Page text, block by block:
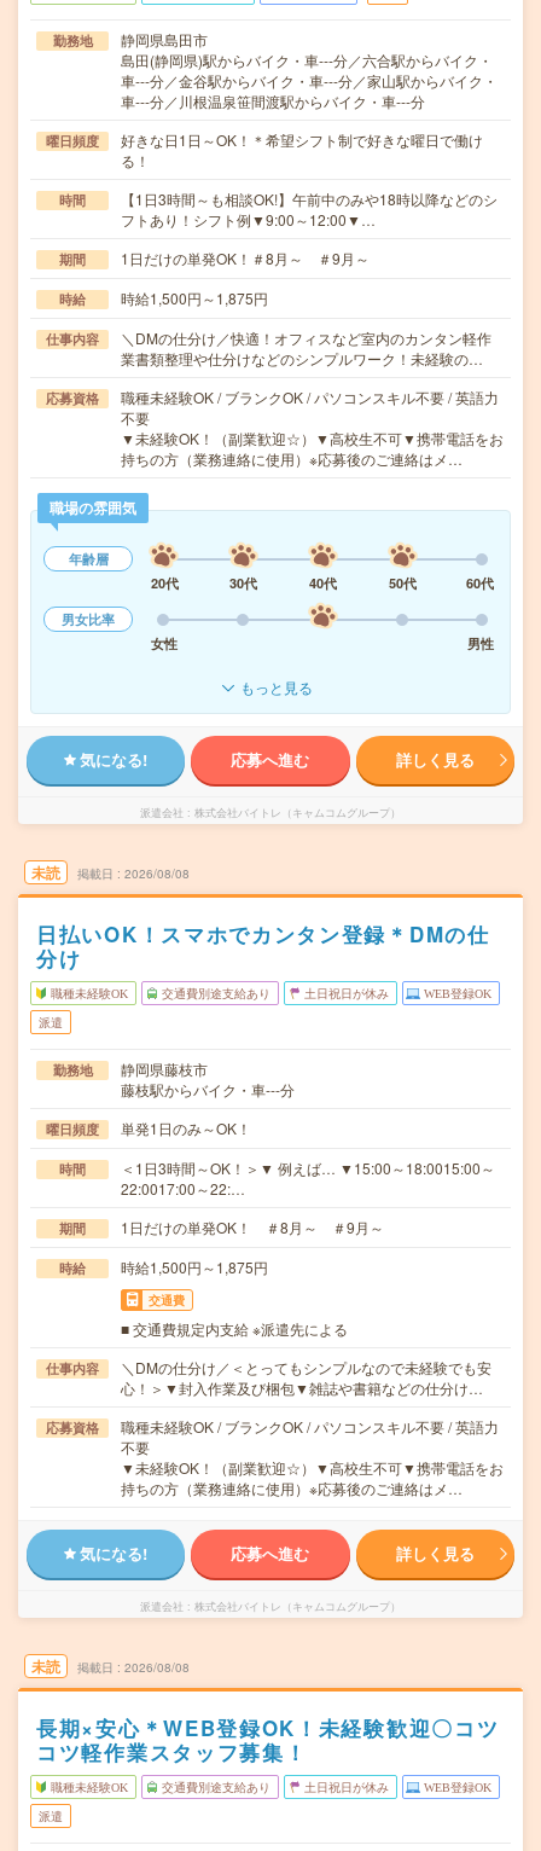
勤務地
静岡県島田市
島田(静岡県)駅からバイク・車---分／六合駅からバイク・
車---分／金谷駅からバイク・車---分／家山駅からバイク・
車---分／川根温泉笹間渡駅からバイク・車---分
曜日頻度
好きな日1日～OK！＊希望シフト制で好きな曜日で働け
る！
時間
【1日3時間～も相談OK!】午前中のみや18時以降などのシ
フトあり！シフト例▼9:00～12:00▼…
期間 1日だけの単発OK！＃8月～ ＃9月～
時給 時給1,500円～1,875円
仕事内容
＼DMの仕分け／快適！オフィスなど室内のカンタン軽作
業書類整理や仕分けなどのシンプルワーク！未経験の…
応募資格
職種未経験OK / ブランクOK / パソコンスキル不要 / 英語力
不要
▼未経験OK！（副業歓迎☆）▼高校生不可▼携帯電話をお
持ちの方（業務連絡に使用）※応募後のご連絡はメ…
職場の雰囲気
年齢層
20代
30代 40代 50代
60代
男女比率
女性
男性
もっと見る
気になる! 応募へ進む 詳しく見る
派遣会社 株式会社バイトレ（キャムコムグループ）
未読 掲載日 2026/08/08
日払いOK！スマホでカンタン登録＊DMの仕
分け
職種未経験OK 交通費別途支給あり 土日祝日が休み WEB登録OK
派遣
勤務地
静岡県藤枝市
藤枝駅からバイク・車---分
曜日頻度 単発1日のみ～OK！
時間
＜1日3時間～OK！＞▼ 例えば… ▼15:00～18:0015:00～
22:0017:00～22:…
期間 1日だけの単発OK！ ＃8月～ ＃9月～
時給 時給1,500円～1,875円
交通費
■ 交通費規定内支給 ※派遣先による
仕事内容
＼DMの仕分け／＜とってもシンプルなので未経験でも安
心！＞▼封入作業及び梱包▼雑誌や書籍などの仕分け…
応募資格
職種未経験OK / ブランクOK / パソコンスキル不要 / 英語力
不要
▼未経験OK！（副業歓迎☆）▼高校生不可▼携帯電話をお
持ちの方（業務連絡に使用）※応募後のご連絡はメ…
気になる! 応募へ進む 詳しく見る
派遣会社 株式会社バイトレ（キャムコムグループ）
未読 掲載日 2026/08/08
長期×安心＊WEB登録OK！未経験歓迎〇コツ
コツ軽作業スタッフ募集！
職種未経験OK 交通費別途支給あり 土日祝日が休み WEB登録OK
派遣